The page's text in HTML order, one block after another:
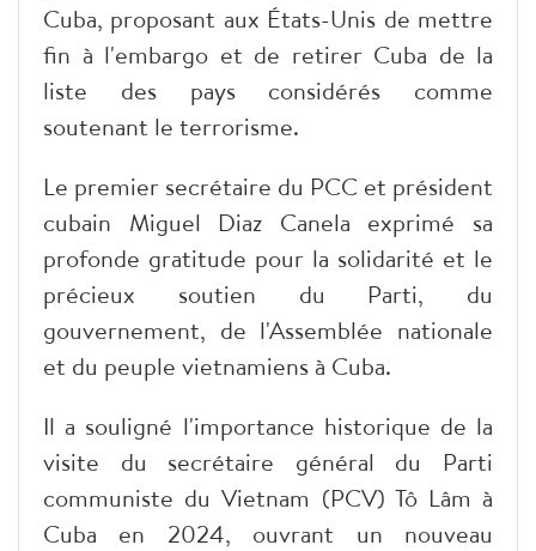
Cuba, proposant aux États-Unis de mettre
fin à l'embargo et de retirer Cuba de la
liste des pays considérés comme
soutenant le terrorisme.
Le premier secrétaire du PCC et président
cubain Miguel Diaz Canela exprimé sa
profonde gratitude pour la solidarité et le
précieux soutien du Parti, du
gouvernement, de l'Assemblée nationale
et du peuple vietnamiens à Cuba.
Il a souligné l'importance historique de la
visite du secrétaire général du Parti
communiste du Vietnam (PCV) Tô Lâm à
Cuba en 2024, ouvrant un nouveau